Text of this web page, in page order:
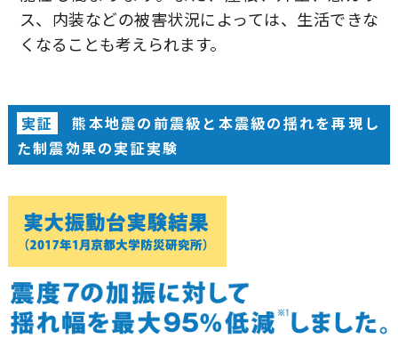
ス、内装などの被害状況によっては、生活できな
くなることも考えられます。
実証
熊本地震の前震級と本震級の揺れを再現し
た制震効果の実証実験